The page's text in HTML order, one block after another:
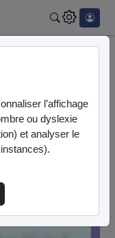
04.mov
l’affichage
ou dyslexie
et analyser le